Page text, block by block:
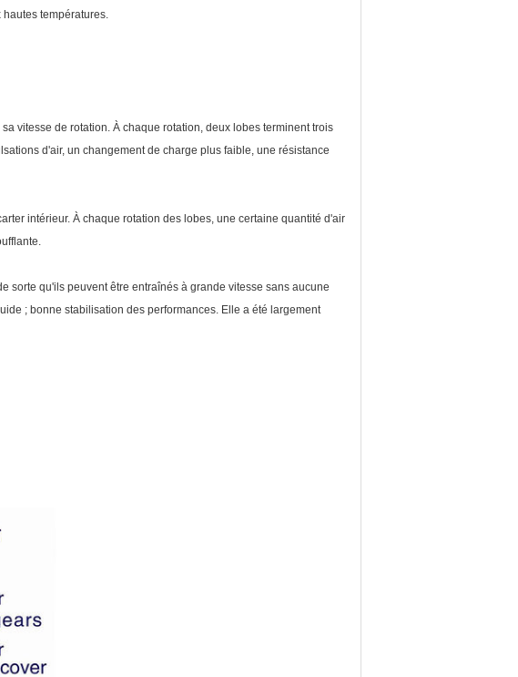
températures.
vitesse de rotation. À chaque rotation, deux lobes terminent trois
d'air, un changement de charge plus faible, une résistance
intérieur. À chaque rotation des lobes, une certaine quantité d'air
sorte qu'ils peuvent être entraînés à grande vitesse sans aucune
; bonne stabilisation des performances. Elle a été largement